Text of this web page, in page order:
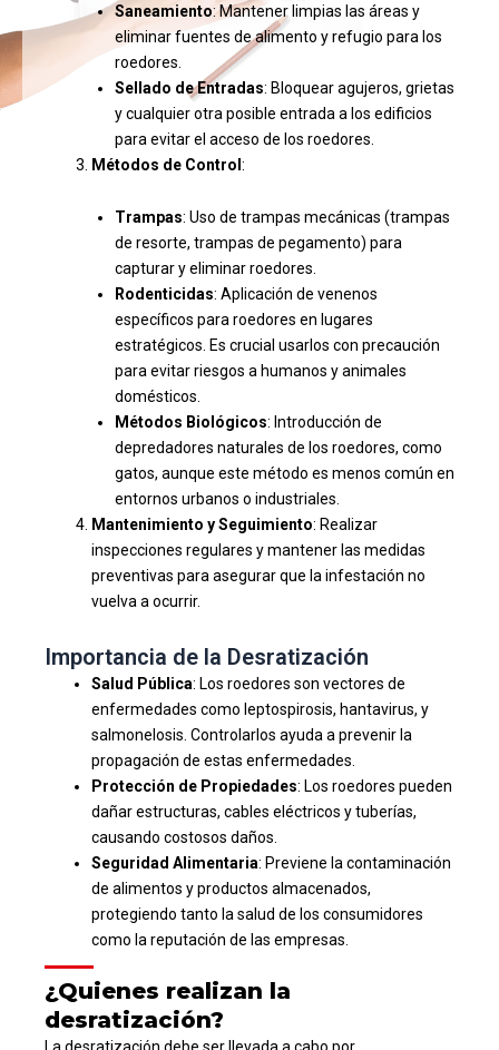
Saneamiento: Mantener limpias las áreas y
eliminar fuentes de alimento y refugio para los
roedores.
Sellado de Entradas: Bloquear agujeros, grietas
y cualquier otra posible entrada a los edificios
para evitar el acceso de los roedores.
Métodos de Control :
Trampas: Uso de trampas mecánicas (trampas
de resorte, trampas de pegamento) para
capturar y eliminar roedores.
Rodenticidas: Aplicación de venenos
específicos para roedores en lugares
estratégicos. Es crucial usarlos con precaución
para evitar riesgos a humanos y animales
domésticos.
Métodos Biológicos: Introducción de
depredadores naturales de los roedores, como
gatos, aunque este método es menos común en
entornos urbanos o industriales.
Mantenimiento y Seguimiento: Realizar
inspecciones regulares y mantener las medidas
preventivas para asegurar que la infestación no
vuelva a ocurrir.
Importancia de la Desratización
Salud Pública: Los roedores son vectores de
enfermedades como leptospirosis, hantavirus, y
salmonelosis. Controlarlos ayuda a prevenir la
propagación de estas enfermedades.
Protección de Propiedades: Los roedores pueden
dañar estructuras, cables eléctricos y tuberías,
causando costosos daños.
Seguridad Alimentaria: Previene la contaminación
de alimentos y productos almacenados,
protegiendo tanto la salud de los consumidores
como la reputación de las empresas.
¿Quienes realizan la
desratización?